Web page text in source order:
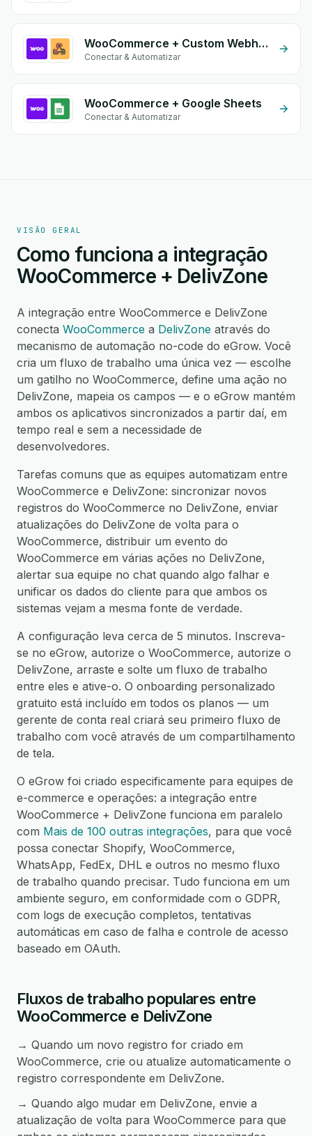
WooCommerce + Custom Webhook
Conectar & Automatizar
WooCommerce + Google Sheets
Conectar & Automatizar
VISÃO GERAL
Como funciona a integração
WooCommerce + DelivZone
A integração entre WooCommerce e DelivZone
conecta WooCommerce a DelivZone através do
mecanismo de automação no-code do eGrow. Você
cria um fluxo de trabalho uma única vez — escolhe
um gatilho no WooCommerce, define uma ação no
DelivZone, mapeia os campos — e o eGrow mantém
ambos os aplicativos sincronizados a partir daí, em
tempo real e sem a necessidade de
desenvolvedores.
Tarefas comuns que as equipes automatizam entre
WooCommerce e DelivZone: sincronizar novos
registros do WooCommerce no DelivZone, enviar
atualizações do DelivZone de volta para o
WooCommerce, distribuir um evento do
WooCommerce em várias ações no DelivZone,
alertar sua equipe no chat quando algo falhar e
unificar os dados do cliente para que ambos os
sistemas vejam a mesma fonte de verdade.
A configuração leva cerca de 5 minutos. Inscreva-
se no eGrow, autorize o WooCommerce, autorize o
DelivZone, arraste e solte um fluxo de trabalho
entre eles e ative-o. O onboarding personalizado
gratuito está incluído em todos os planos — um
gerente de conta real criará seu primeiro fluxo de
trabalho com você através de um compartilhamento
de tela.
O eGrow foi criado especificamente para equipes de
e-commerce e operações: a integração entre
WooCommerce + DelivZone funciona em paralelo
com Mais de 100 outras integrações, para que você
possa conectar Shopify, WooCommerce,
WhatsApp, FedEx, DHL e outros no mesmo fluxo
de trabalho quando precisar. Tudo funciona em um
ambiente seguro, em conformidade com o GDPR,
com logs de execução completos, tentativas
automáticas em caso de falha e controle de acesso
baseado em OAuth.
Fluxos de trabalho populares entre
WooCommerce e DelivZone
→ Quando um novo registro for criado em
WooCommerce, crie ou atualize automaticamente o
registro correspondente em DelivZone.
→ Quando algo mudar em DelivZone, envie a
atualização de volta para WooCommerce para que